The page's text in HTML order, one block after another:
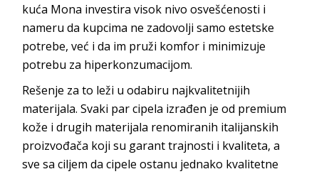
kuća Mona investira visok nivo osvešćenosti i
nameru da kupcima ne zadovolji samo estetske
potrebe, već i da im pruži komfor i minimizuje
potrebu za hiperkonzumacijom.
Rešenje za to leži u odabiru najkvalitetnijih
materijala. Svaki par cipela izrađen je od premium
kože i drugih materijala renomiranih italijanskih
proizvođača koji su garant trajnosti i kvaliteta, a
sve sa ciljem da cipele ostanu jednako kvalitetne